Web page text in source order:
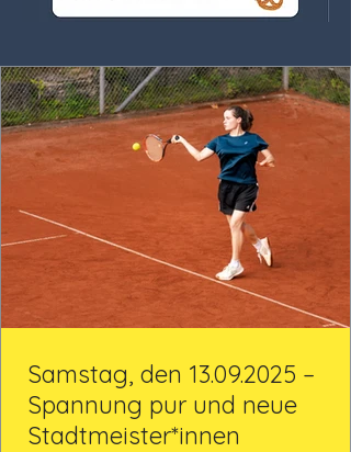
Samstag, den 13.09.2025 –
Spannung pur und neue
Stadtmeister*innen